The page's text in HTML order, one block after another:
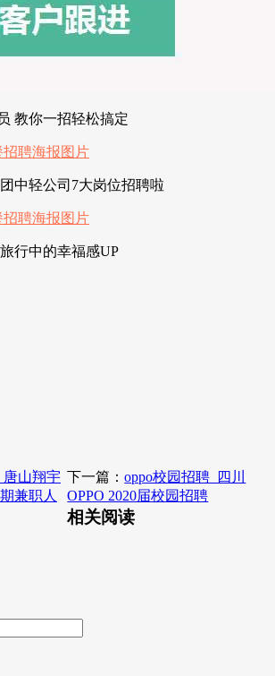
教你一招轻松搞定
中轻公司7大岗位招聘啦
行中的幸福感UP
唐山翔宇
兼职人
下一篇：oppo校园招聘_四川
OPPO 2020届校园招聘
相关阅读